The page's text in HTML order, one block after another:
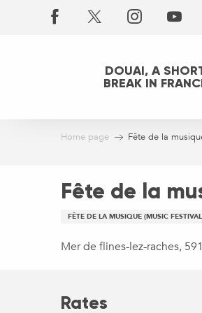
DOUAI, A
BREAK IN
Home page Fête de la
Fête de la
FÊTE DE LA MUSIQUE (MUSIC
Mer de flines-lez-raches,
Rates